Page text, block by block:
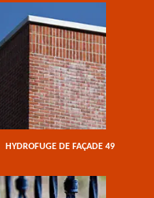
HYDROFUGE DE FAÇADE 49